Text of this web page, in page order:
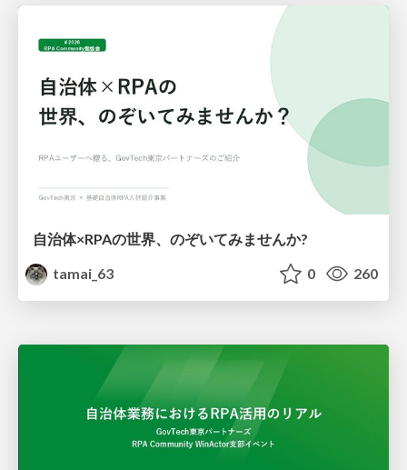
自治体×RPAの世界、のぞいてみませんか?
tamai_63
0 260